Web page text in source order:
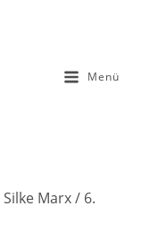
Menü
Silke Marx/ 6.